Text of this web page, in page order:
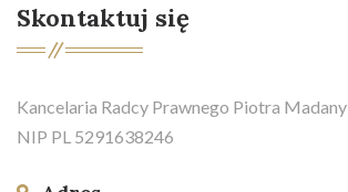
Skontaktuj się
Kancelaria Radcy Prawnego Piotra Madany
NIP PL 5291638246